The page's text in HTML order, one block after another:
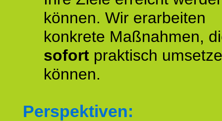
können. Wir erarbeiten
konkrete Maßnahmen,
sofort praktisch
können.
Perspektiven: